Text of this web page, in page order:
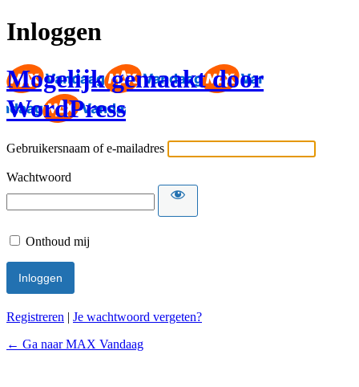
Inloggen
Mogelijk gemaakt door
WordPress
Gebruikersnaam of e-mailadres
Wachtwoord
Onthoud mij
Registreren | Je wachtwoord vergeten?
← Ga naar MAX Vandaag